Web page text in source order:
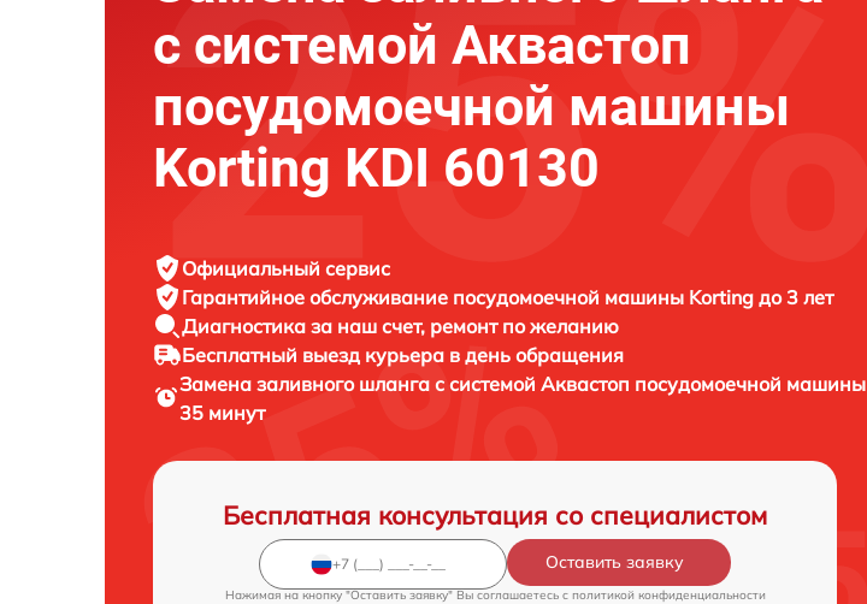
с системой Аквастоп
посудомоечной машины
Korting KDI 60130
Официальный сервис
Гарантийное обслуживание посудомоечной машины Korting до 3 лет
Диагностика за наш счет, ремонт по желанию
Бесплатный выезд курьера в день обращения
Замена заливного шланга с системой Аквастоп посудомоечной машины
35 минут
Бесплатная консультация со специалистом
Оставить заявку
Нажимая на кнопку "Оставить заявку" Вы соглашаетесь c политикой конфиденциальности